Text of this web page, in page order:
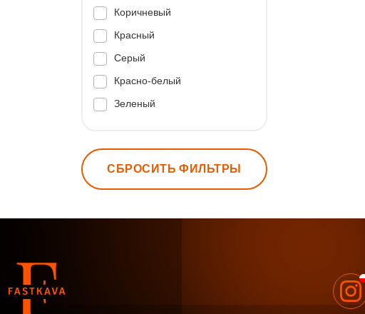
Коричневый
Красный
Серый
Красно-белый
Зеленый
СБРОСИТЬ ФИЛЬТРЫ